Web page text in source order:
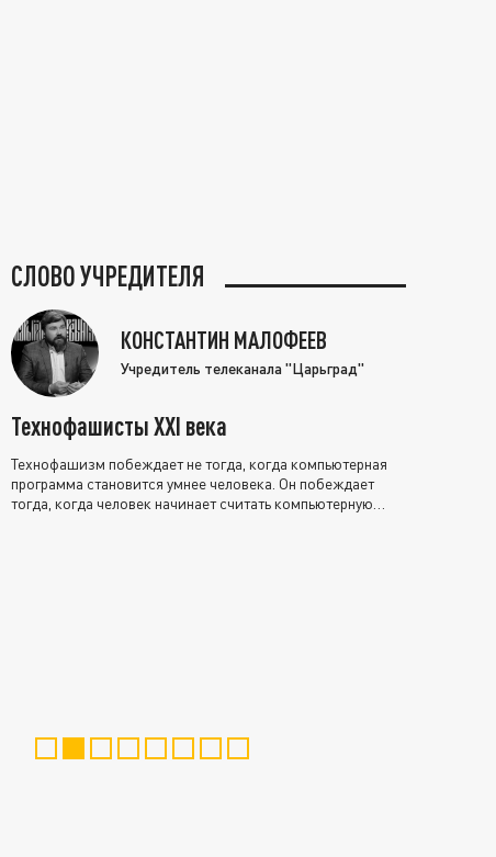
СЛОВО УЧРЕДИТЕЛЯ
КОНСТАНТИН МАЛОФЕЕВ
Учредитель телеканала "Царьград"
Технофашисты XXI века
Технофашизм побеждает не тогда, когда компьютерная
программа становится умнее человека. Он побеждает
тогда, когда человек начинает считать компьютерную